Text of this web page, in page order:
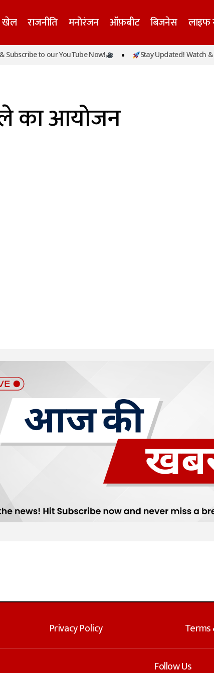
खेल राजनीति मनोरंजन ऑफ़बीट बिजनेस लाइफ
to our YouTube Now! Stay Updated! Watch &
का आयोजन
Privacy Policy
Follow Us